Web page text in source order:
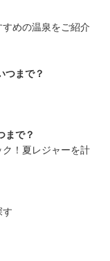
めの温泉をご紹介
つまで？
まで？
！夏レジャーを計
す